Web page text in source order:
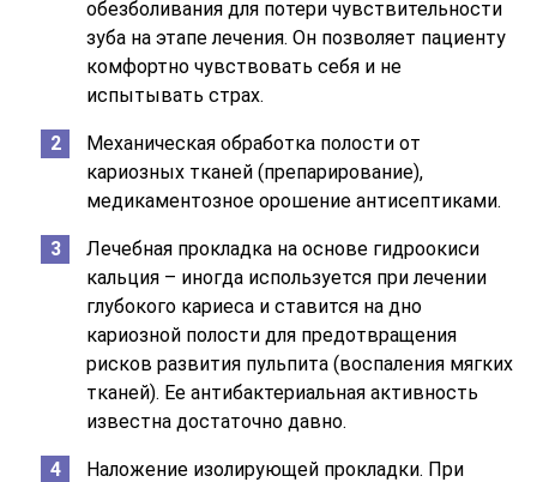
обезболивания для потери чувствительности
зуба на этапе лечения. Он позволяет пациенту
комфортно чувствовать себя и не
испытывать страх.
Механическая обработка полости от
кариозных тканей (препарирование),
медикаментозное орошение антисептиками.
Лечебная прокладка на основе гидроокиси
кальция – иногда используется при лечении
глубокого кариеса и ставится на дно
кариозной полости для предотвращения
рисков развития пульпита (воспаления мягких
тканей). Ее антибактериальная активность
известна достаточно давно.
Наложение изолирующей прокладки. При